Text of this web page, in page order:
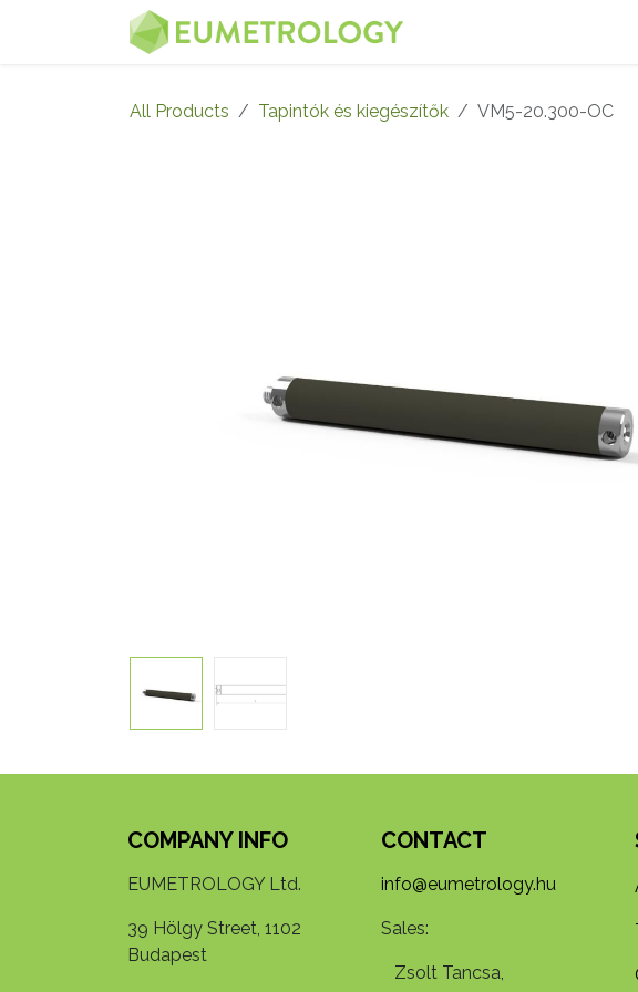
All Products Tapintók és kiegészítők VM5-20.300-OC
COMPANY INFO
EUMETROLOGY Ltd.
39 Hölgy Street, 1102
Budapest
CONTACT
info@eumetrology.hu
Sales:
Zsolt Tancsa,